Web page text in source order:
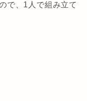
で、1人で組み立て